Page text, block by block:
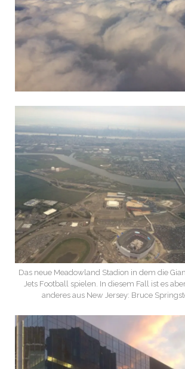
Das neue Meadowland Stadion in dem die
Jets Football spielen. In diesem Fall ist es
anderes aus New Jersey: Bruce